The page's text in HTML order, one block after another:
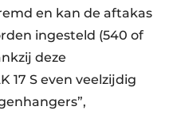
en kan de aftakas
ingesteld (540 of
deze
17 S even veelzijdig